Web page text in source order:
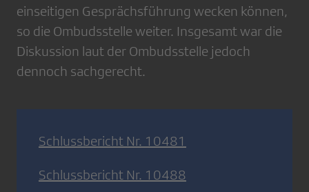
einseitigen Gesprächsführung wecken können,
so die Ombudsstelle weiter. Insgesamt war die
Diskussion laut der Ombudsstelle jedoch
dennoch sachgerecht.
Schlussbericht Nr. 10481
Schlussbericht Nr. 10488